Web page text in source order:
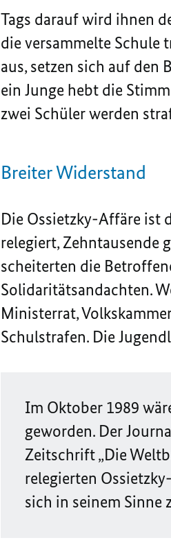
Tags darauf wird ihnen
die versammelte Schule
aus, setzen sich auf den
ein Junge hebt die
zwei Schüler werden
Breiter Widerstand
Die Ossietzky-Affäre ist
relegiert, Zehntausende
scheiterten die
Solidaritätsandachten.
Ministerrat,
Schulstrafen. Die
Im Oktober 1989
geworden. Der
Zeitschrift „Die
relegierten
sich in seinem Sinne